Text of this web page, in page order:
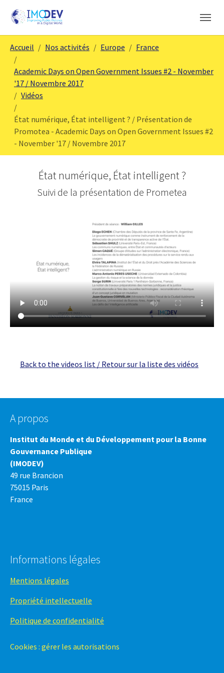
Accueil Nos activités Europe France
Academic Days on Open Government Issues #2 - November
'17 / Novembre 2017
Vidéos
État numérique, État intelligent ? / Présentation de
Promotea - Academic Days on Open Government Issues #2
- November '17 / Novembre 2017
État numérique, État intelligent ?
Suivi de la présentation de Prometea
Back to the videos list / Retour sur la liste des vidéos
A propos
Institut du Monde et du Développement pour la Bonne
Gouvernance Publique
(IMODEV)
49 rue Brancion
75015 Paris
France
Informations légales
Mentions légales
Propriété intellectuelle
Politique de confidentialité
Cookies : gérer les autorisations